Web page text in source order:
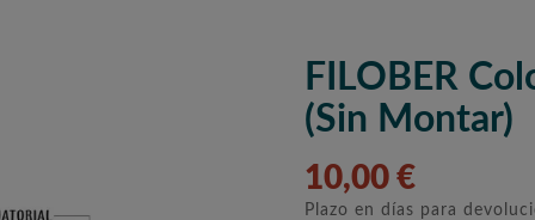
FILOBER
(sin Montar)
10,00 €
Plazo en días para